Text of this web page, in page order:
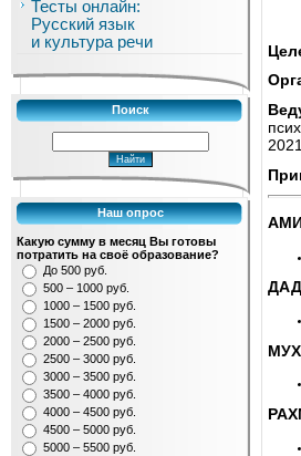
Тесты онлайн:
Русский язык
и культура речи
Поиск
Наш опрос
Какую сумму в месяц Вы готовы
потратить на своё образование?
До 500 руб.
500 – 1000 руб.
1000 – 1500 руб.
1500 – 2000 руб.
2000 – 2500 руб.
2500 – 3000 руб.
3000 – 3500 руб.
3500 – 4000 руб.
4000 – 4500 руб.
4500 – 5000 руб.
5000 – 5500 руб.